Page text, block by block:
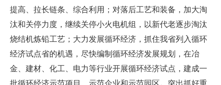
提高、拉长链条、综合利用；对落后工艺和装备，加大淘
汰和关停力度，继续关停小火电机组，以新代老逐步淘汰
烧结机炼铅工艺；大力发展循环经济，抓住我省列入循环
经济试点省的机遇，尽快编制循环经济发展规划，在冶
金、建材、化工、电力等行业开展循环经济试点，建成一